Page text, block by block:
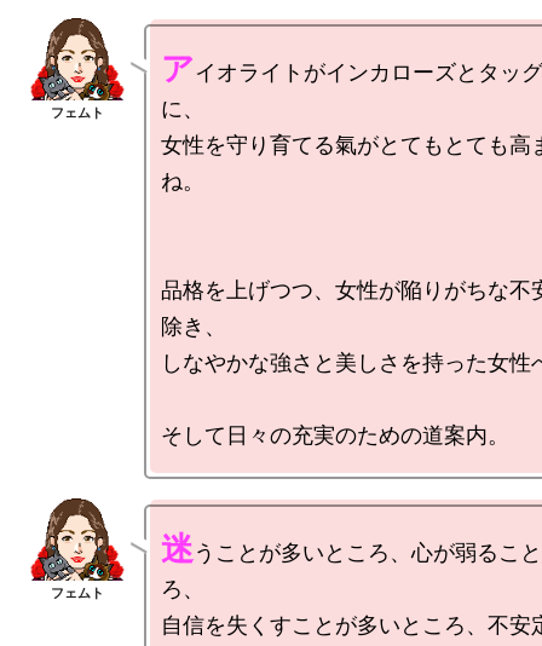
アイオライトがインカローズとタッ
に、
女性を守り育てる氣がとてもとても高
ね。
品格を上げつつ、女性が陥りがちな不
除き、
しなやかな強さと美しさを持った女性
迷うことが多いところ、心が弱るこ
ろ、
自信を失くすことが多いところ、不安